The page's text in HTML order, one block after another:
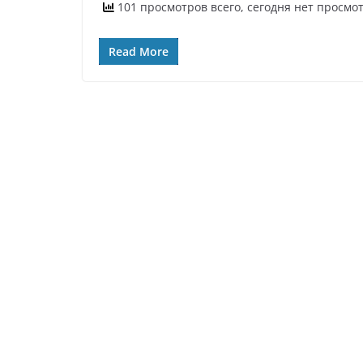
101 просмотров всего, сегодня нет
Read More